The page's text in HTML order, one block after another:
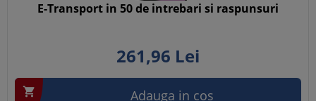
E-Transport in 50 de intrebari si raspunsuri
261,96 Lei
 Adauga in cos